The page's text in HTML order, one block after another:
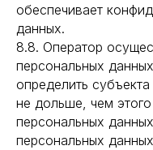
обеспечивает
данных.
8.8. Оператор
персональных
определить
не дольше, чем
персональных
персональных